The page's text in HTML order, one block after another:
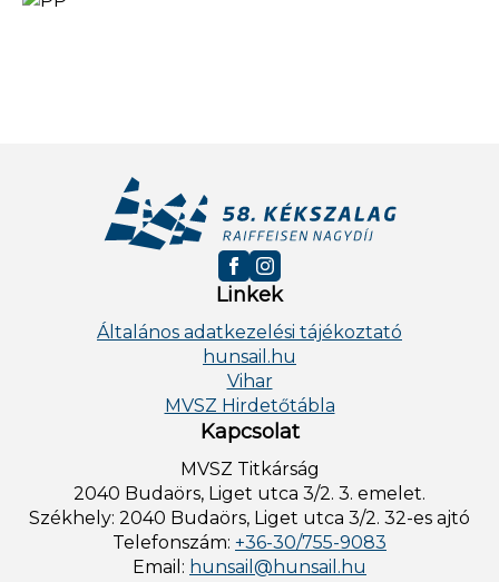
Linkek
Általános adatkezelési tájékoztató
hunsail.hu
Vihar
MVSZ Hirdetőtábla
Kapcsolat
MVSZ Titkárság
2040 Budaörs, Liget utca 3/2. 3. emelet.
Székhely: 2040 Budaörs, Liget utca 3/2. 32-es ajtó
Telefonszám: +36-30/755-9083
Email: hunsail@hunsail.hu